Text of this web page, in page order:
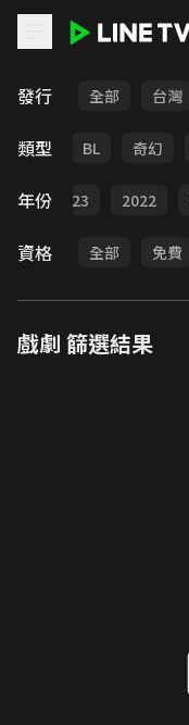
發行 全部 台灣
類型
勵志 BL 奇幻
年份 2023 2022
資格 全部 免費
戲劇 篩選結果